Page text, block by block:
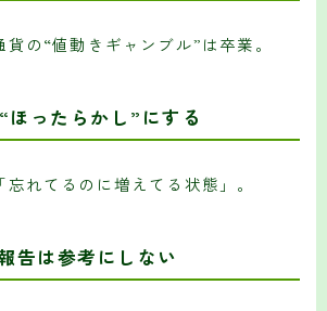
の“値動きギャンブル”は卒業。
ったらかし”にする
れてるのに増えてる状態」。
告は参考にしない